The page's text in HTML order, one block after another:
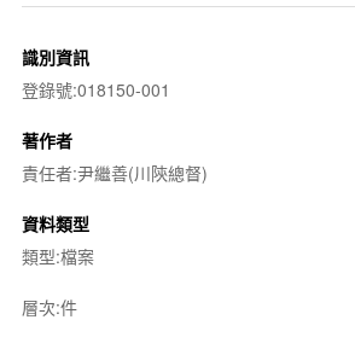
識別資訊
登錄號:018150-001
著作者
責任者:尹繼善(川陝總督)
資料類型
類型:檔案
層次:件